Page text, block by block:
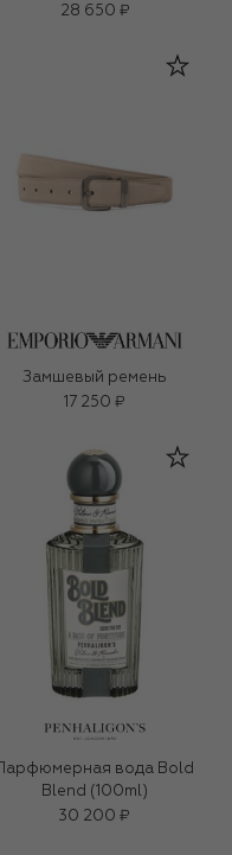
28 650 ₽
Замшевый ремень
17 250 ₽
Парфюмерная вода Bold
Blend (100ml)
30 200 ₽